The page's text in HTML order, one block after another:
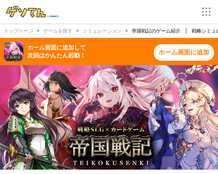
トップページ ゲームを探す シミュレーション 帝国戦記のゲーム紹介 | 戦略シミュ
ホーム画面に追加して
次回はかんたん起動！
ホーム画面に追加